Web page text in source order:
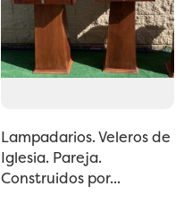
Lampadarios. Veleros de
Iglesia. Pareja.
Construidos por...